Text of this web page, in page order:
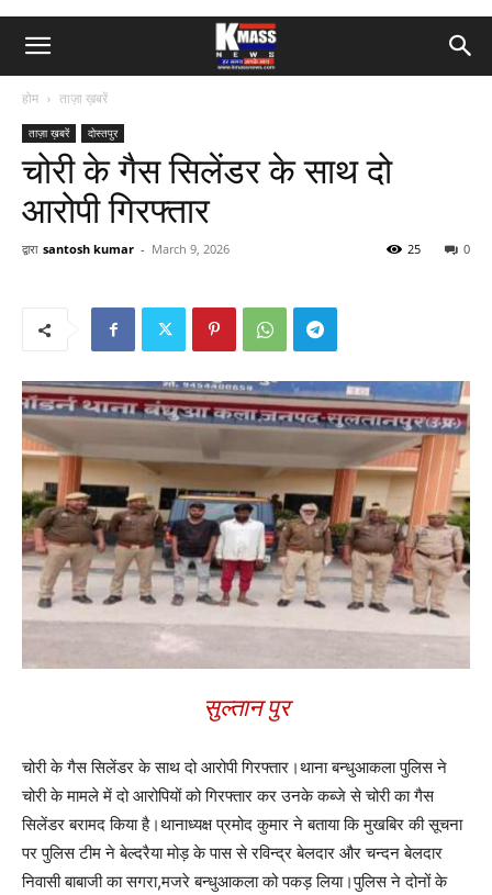
होम ताज़ा ख़बरें
ताज़ा ख़बरें दोस्तपुर
चोरी के गैस सिलेंडर के साथ दो
आरोपी गिरफ्तार
द्वारा santosh kumar - March 9, 2026 0
25
सुल्तान पुर
चोरी के गैस सिलेंडर के साथ दो आरोपी गिरफ्तार।थाना बन्धुआकला पुलिस ने
चोरी के मामले में दो आरोपियों को गिरफ्तार कर उनके कब्जे से चोरी का गैस
सिलेंडर बरामद किया है।थानाध्यक्ष प्रमोद कुमार ने बताया कि मुखबिर की सूचना
पर पुलिस टीम ने बेल्दरैया मोड़ के पास से रविन्द्र बेलदार और चन्दन बेलदार
निवासी बाबाजी का सगरा,मजरे बन्धुआकला को पकड़ लिया।पुलिस ने दोनों के